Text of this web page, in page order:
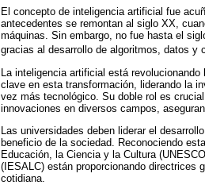
El concepto de inteligencia artificial fue
antecedentes se remontan al siglo XX,
máquinas. Sin embargo, no fue hasta el
gracias al desarrollo de algoritmos, datos y
La inteligencia artificial está
clave en esta transformación, liderando la
vez más tecnológico. Su doble rol es
innovaciones en diversos campos,
Las universidades deben liderar el
beneficio de la sociedad. Reconociendo
Educación, la Ciencia y la Cultura
(IESALC) están proporcionando directrices
cotidiana.